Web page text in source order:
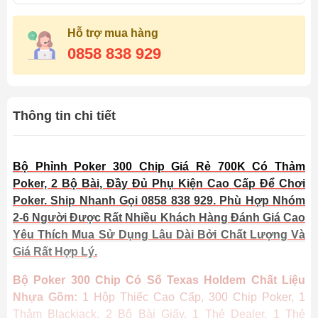
Hỗ trợ mua hàng
0858 838 929
Thông tin chi tiết
Bộ Phỉnh Poker 300 Chip Giá Rẻ 700K Có Thảm
Poker, 2 Bộ Bài, Đầy Đủ Phụ Kiện Cao Cấp Để Chơi
Poker. Ship Nhanh Gọi 0858 838 929. Phù Hợp Nhóm
2-6 Người Được Rất Nhiều Khách Hàng Đánh Giá Cao
Yêu Thích Mua Sử Dụng Lâu Dài Bởi Chất Lượng Và
Giá Rất Hợp Lý.
Bộ Poker 300 Chip Có Số Texas Holdem Chất Liệu
Nhựa Gồm: 1 Hộp Thiếc Cao Cấp, 300 Chip Poker, 1
Thảm Blackjack, 2 Bộ Bài Giấy, 1 Thẻ Dealer, 1 Thẻ